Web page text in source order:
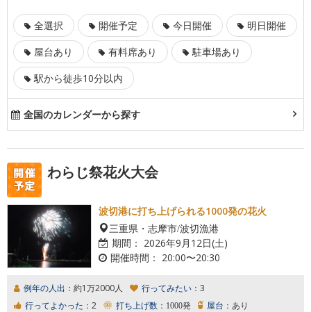
全選択 開催予定 今日開催
明日開催
屋台あり
有料席あり
駐車場あり
駅から徒歩10分以内
全国のカレンダーから探す
わらじ祭花火大会
波切港に打ち上げられる1000発の花火
三重県・志摩市/波切漁港
期間： 2026年9月12日(土)
開催時間： 20:00〜20:30
例年の人出： 約1万2000人 行ってみたい： 3
行ってよかった： 2 打ち上げ数： 1000発 屋台： あり